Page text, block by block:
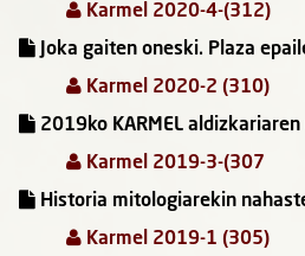
Karmel 2020-4-(312)
Joka gaiten oneski. Plaza
Karmel 2020-2 (310)
2019ko KARMEL
Karmel 2019-3-(307
Historia mitologiarekin
Karmel 2019-1 (305)